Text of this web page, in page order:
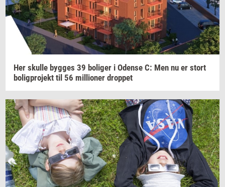
Her skul­le byg­ges 39 bo­li­ger i Oden­se C: Men nu er stort
bo­lig­pro­jekt til 56 mil­li­o­ner drop­pet